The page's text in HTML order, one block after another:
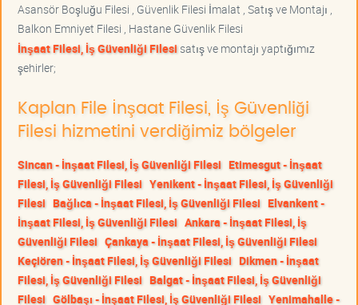
Asansör Boşluğu Filesi , Güvenlik Filesi İmalat , Satış ve Montajı ,
Balkon Emniyet Filesi , Hastane Güvenlik Filesi
İnşaat Filesi, İş Güvenliği Filesisatış ve montajı yaptığımız
şehirler;
Kaplan File İnşaat Filesi, İş Güvenliği
Filesi hizmetini verdiğimiz bölgeler
Sincan - İnşaat Filesi, İş Güvenliği Filesi Etimesgut - İnşaat
Filesi, İş Güvenliği Filesi Yenikent - İnşaat Filesi, İş Güvenliği
Filesi Bağlıca - İnşaat Filesi, İş Güvenliği Filesi Elvankent -
İnşaat Filesi, İş Güvenliği Filesi Ankara - İnşaat Filesi, İş
Güvenliği Filesi Çankaya - İnşaat Filesi, İş Güvenliği Filesi
Keçiören - İnşaat Filesi, İş Güvenliği Filesi Dikmen - İnşaat
Filesi, İş Güvenliği Filesi Balgat - İnşaat Filesi, İş Güvenliği
Filesi Gölbaşı - İnşaat Filesi, İş Güvenliği Filesi Yenimahalle -